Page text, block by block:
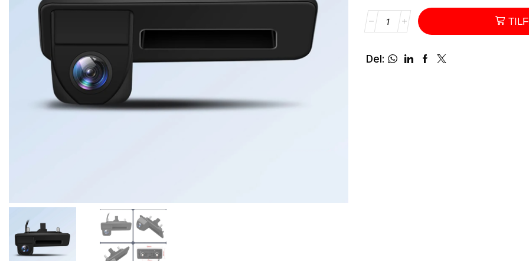
Del: